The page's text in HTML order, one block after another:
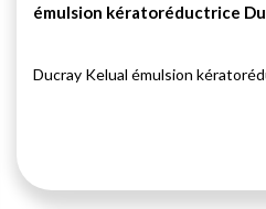
émulsion kératoréductrice
Ducray Kelual émulsion